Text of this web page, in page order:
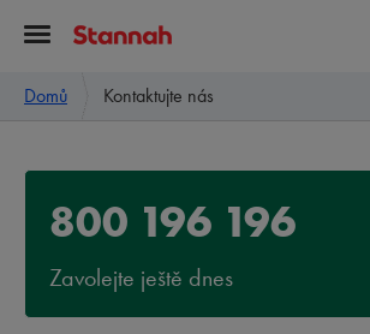
Domů Kontaktujte nás
800 196 196
Zavolejte ještě dnes